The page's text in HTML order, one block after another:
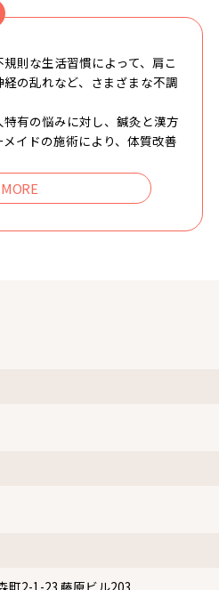
則な生活習慣によって、肩こ
の乱れなど、さまざまな不調
有の悩みに対し、鍼灸と漢方
イドの施術により、体質改善
らず、根本から整えることを
町2-1-23 藤原ビル203